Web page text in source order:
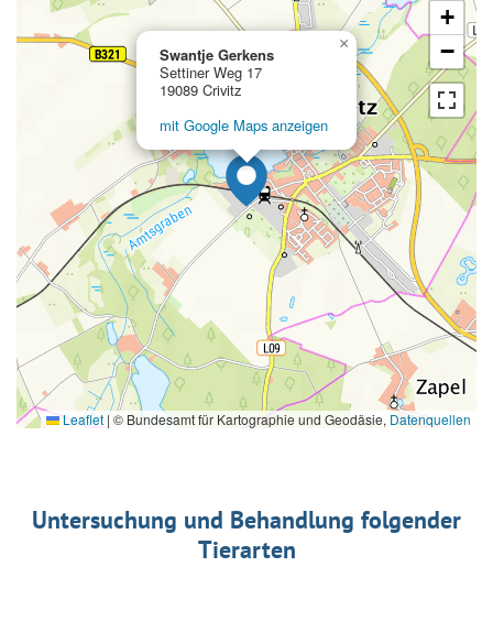
Swantje Gerkens
Settiner Weg 17
19089 Crivitz
mit Google Maps anzeigen
×
+
−
Leaflet | © Bundesamt für Kartographie und Geodäsie, Datenquellen
Untersuchung und Behandlung folgender
Tierarten